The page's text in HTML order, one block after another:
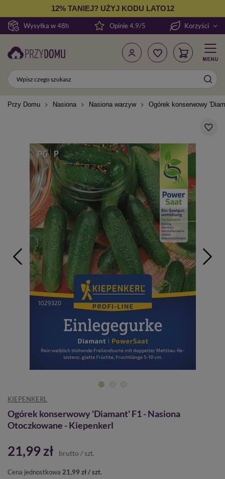
Wysyłka w 48h
12% TANIEJ? UŻYJ KODU LATO12
Opinie 4.9/5 Korzyści
Przy Domu Nasiona Nasiona warzyw Ogórek konserwowy
KIEPENKERL
Ogórek konserwowy 'Diamant' F1 - Nasiona
Otoczkowane - Kiepenkerl
21,99 zł brutto / szt.
Cena jednostkowa 21,99 zł / szt.